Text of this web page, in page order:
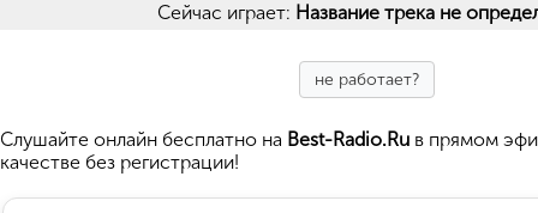
Сейчас играет: Название трека не
не работает?
Cлушайте онлайн бесплатно на Best-Radio.Ru в прямом
качестве без регистрации!